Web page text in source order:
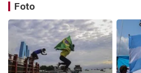
Foto